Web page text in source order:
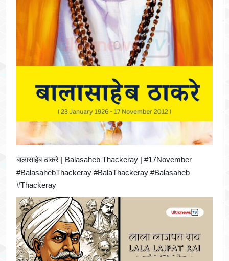
बालासाहेब ठाकरे | Balasaheb Thackeray | #17November
#BalasahebThackeray #BalaThackeray #Balasaheb
#Thackeray